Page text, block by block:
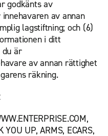
godkänts av
av annan
lagstiftning; och (6)
i ditt
är
av annan rättighet
räkning.
YOU UP, ARMS, ECARS,